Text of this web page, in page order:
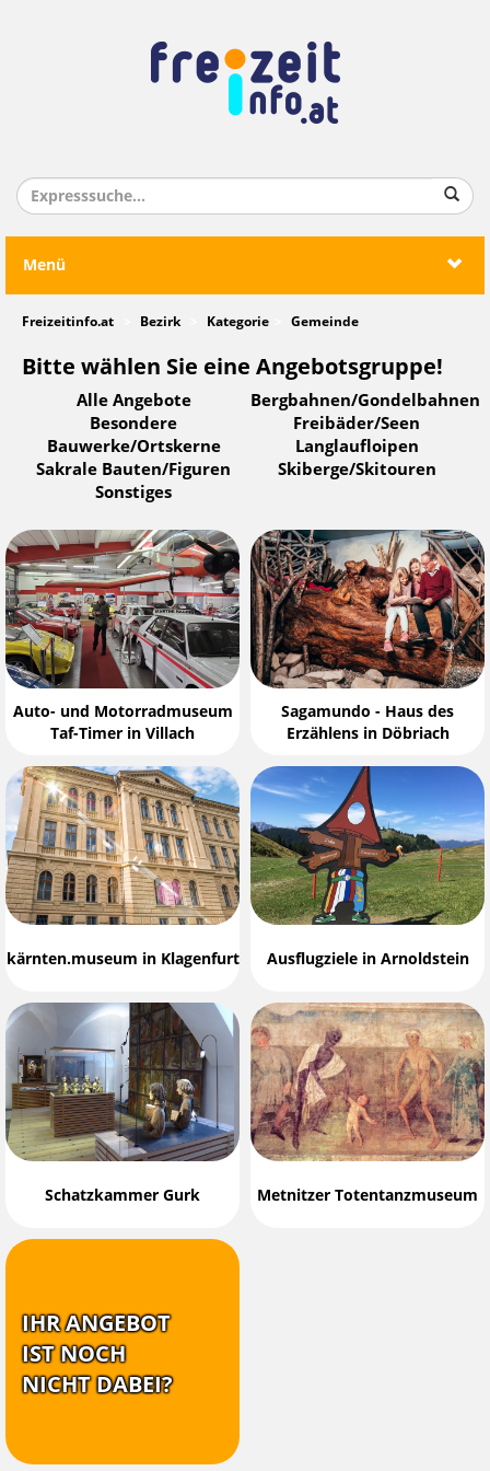
Menü
Freizeitinfo.at Bezirk Kategorie Gemeinde
Bitte wählen Sie eine Angebotsgruppe!
Alle Angebote
Bergbahnen/Gondelbahnen
Besondere
Bauwerke/Ortskerne
Freibäder/Seen
Langlaufloipen
Sakrale Bauten/Figuren
Skiberge/Skitouren
Sonstiges
Auto- und Motorradmuseum
Taf-Timer in Villach
Sagamundo - Haus des
Erzählens in Döbriach
kärnten.museum in Klagenfurt Ausflugziele in Arnoldstein
Schatzkammer Gurk Metnitzer Totentanzmuseum
IHR ANGEBOT
IST NOCH
NICHT DABEI?